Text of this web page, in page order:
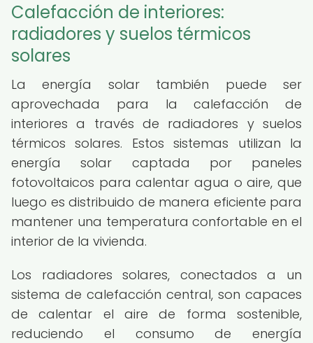
Calefacción de interiores:
radiadores y suelos térmicos
solares
La energía solar también puede ser
aprovechada para la calefacción de
interiores a través de radiadores y suelos
térmicos solares. Estos sistemas utilizan la
energía solar captada por paneles
fotovoltaicos para calentar agua o aire, que
luego es distribuido de manera eficiente para
mantener una temperatura confortable en el
interior de la vivienda.
Los radiadores solares, conectados a un
sistema de calefacción central, son capaces
de calentar el aire de forma sostenible,
reduciendo el consumo de energía